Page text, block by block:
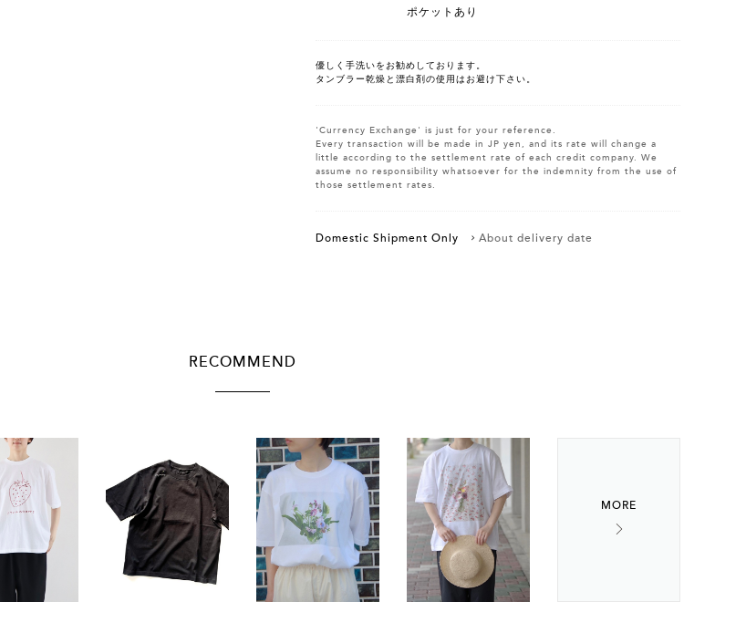
ポケットあり
優しく手洗いをお勧めしております。
タンブラー乾燥と漂白剤の使用はお避け下さい。
'Currency Exchange' is just for your reference.
Every transaction will be made in JP yen, and its rate will change a
little according to the settlement rate of each credit company. We
assume no responsibility whatsoever for the indemnity from the use of
those settlement rates.
Domestic Shipment Only About delivery date
RECOMMEND